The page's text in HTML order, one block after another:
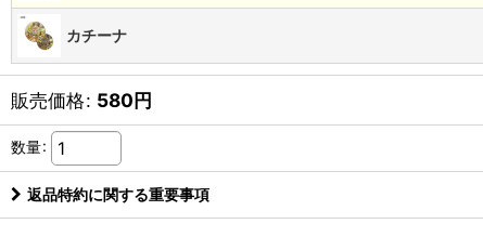
カチーナ
販売価格: 580円
数量:
返品特約に関する重要事項